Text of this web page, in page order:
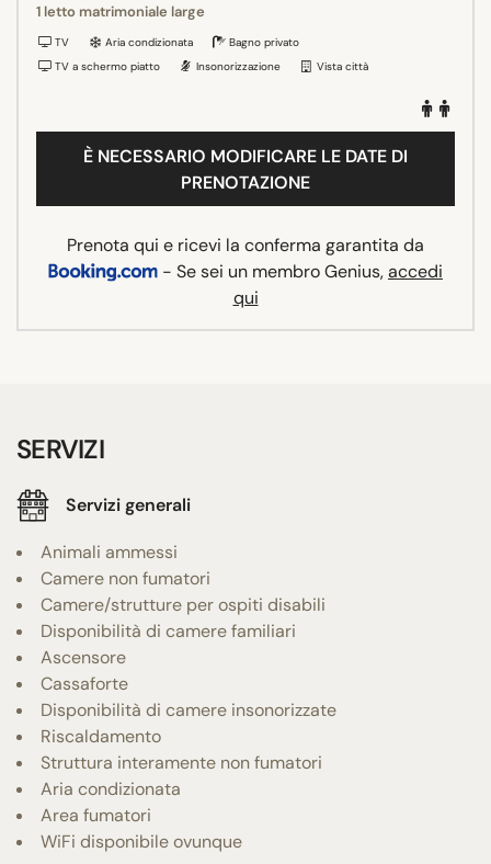
1 letto matrimoniale large
TV Aria condizionata
Bagno privato
TV a schermo piatto
Insonorizzazione Vista città
È NECESSARIO MODIFICARE LE DATE DI
PRENOTAZIONE
Prenota qui e ricevi la conferma garantita da
- Se sei un membro Genius,accedi
qui
SERVIZI
Servizi generali
Animali ammessi
Camere non fumatori
Camere/strutture per ospiti disabili
Disponibilità di camere familiari
Ascensore
Cassaforte
Disponibilità di camere insonorizzate
Riscaldamento
Struttura interamente non fumatori
Aria condizionata
Area fumatori
WiFi disponibile ovunque